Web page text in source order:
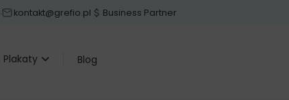
kontakt@grefio.pl Business Partner
Plakaty Blog